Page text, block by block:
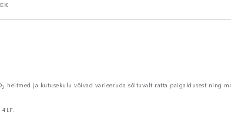
2 heitmed ja kutusekulu võivad varieeruda sõltuvalt ratta paigaldusest ning